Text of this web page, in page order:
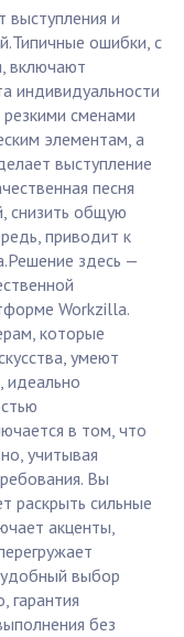
выступления и
ошибки, с
включают
индивидуальности
резкими сменами
элементам, а
выступление
песня
снизить общую
приводит к
здесь —
Workzilla.
которые
умеют
идеально
в том, что
учитывая
Вы
раскрыть сильные
акценты,
выбор
гарантия
без